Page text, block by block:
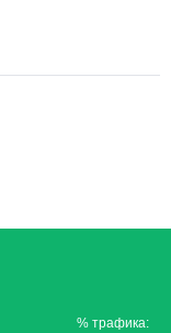
% трафика: